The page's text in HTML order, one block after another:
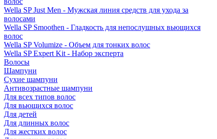
Wella SP Just Men - Мужская линия средств для ухода за
волосами
Wella SP Smoothen - Гладкость для непослушных вьющихся
волос
Wella SP Volumize - Объем для тонких волос
Wella SP Expert Kit - Набор эксперта
Волосы
Шампуни
Сухие шампуни
Антивозрастные шампуни
Для всех типов волос
Для вьющихся волос
Для детей
Для длинных волос
Для жестких волос